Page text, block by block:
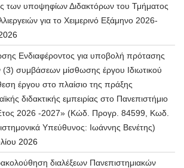
των υποψηφίων Διδακτόρων του Τμήματος
για το Χειμερινό Εξάμηνο 2026-
Ενδιαφέροντος για υποβολή πρότασης
συμβάσεων μίσθωσης έργου Ιδιωτικού
έργου στο πλαίσιο της πράξης
διδακτικής εμπειρίας στο Πανεπιστήμιο
2026 -2027» (Κώδ. Προγρ. 84599, Κωδ.
Υπεύθυνος: Ιωάννης Βενέτης)
2026
διαλέξεων Πανεπιστημιακών